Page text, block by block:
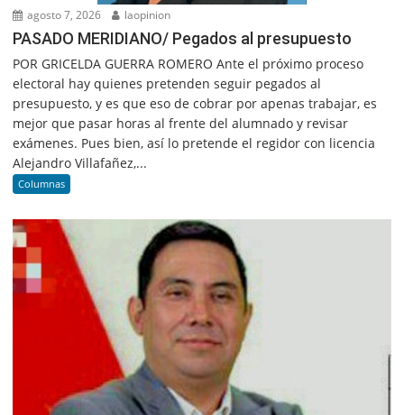
agosto 7, 2026 laopinion
PASADO MERIDIANO/ Pegados al presupuesto
POR GRICELDA GUERRA ROMERO Ante el próximo proceso
electoral hay quienes pretenden seguir pegados al
presupuesto, y es que eso de cobrar por apenas trabajar, es
mejor que pasar horas al frente del alumnado y revisar
exámenes. Pues bien, así lo pretende el regidor con licencia
Alejandro Villafañez,...
Columnas